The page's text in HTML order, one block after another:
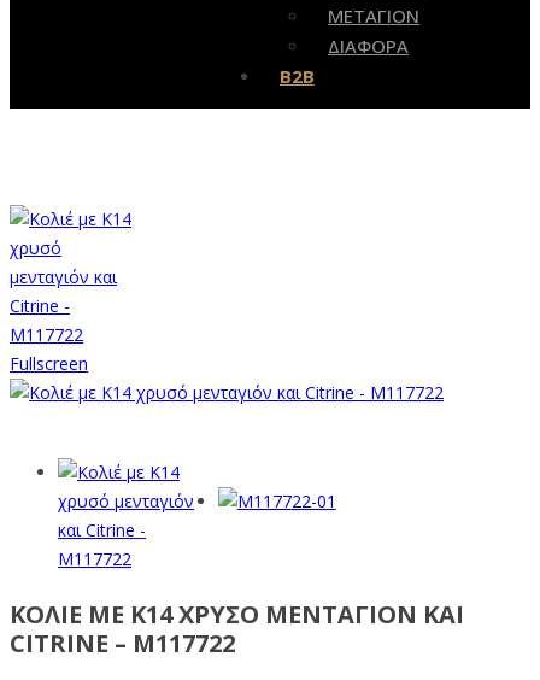
ΜΕΤΑΓΙΟΝ
ΔΙΑΦΟΡΑ
B2B
Fullscreen
ΚΟΛΙΈ ΜΕ Κ14 ΧΡΥΣΌ ΜΕΝΤΑΓΙΌΝ ΚΑΙ
CITRINE – M117722